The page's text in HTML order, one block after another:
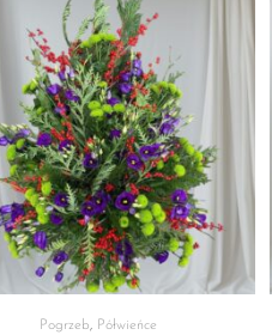
WYBIERZ OPCJE
Pogrzeb, Półwieńce